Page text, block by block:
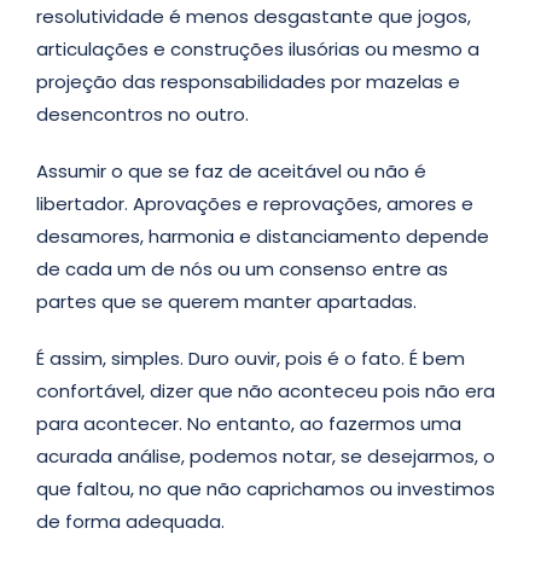
resolutividade é menos desgastante que jogos,
articulações e construções ilusórias ou mesmo a
projeção das responsabilidades por mazelas e
desencontros no outro.
Assumir o que se faz de aceitável ou não é
libertador. Aprovações e reprovações, amores e
desamores, harmonia e distanciamento depende
de cada um de nós ou um consenso entre as
partes que se querem manter apartadas.
É assim, simples. Duro ouvir, pois é o fato. É bem
confortável, dizer que não aconteceu pois não era
para acontecer. No entanto, ao fazermos uma
acurada análise, podemos notar, se desejarmos, o
que faltou, no que não caprichamos ou investimos
de forma adequada.